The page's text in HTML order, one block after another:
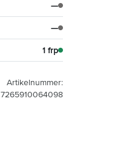
—
—
1 frp
Artikelnummer:
7265910064098